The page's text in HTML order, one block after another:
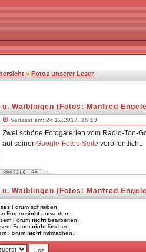
» Fotos unserer Leser
Waiblingen (Fotos: Manfred
Verfasst am: 24.12.2017, 16:13
Zwei schöne Fotogalerien vom Radio-Ton-
auf seiner Google-Fotos-Seite veröffentlicht.
Waiblingen (Fotos: Manfred
Forum schreiben.
Forum nichtantworten.
Forum nichtbearbeiten.
Forum nichtlöschen.
Forum nichtmitmachen.